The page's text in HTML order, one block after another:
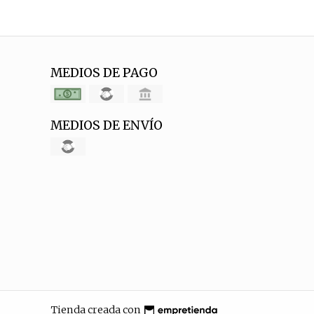
MEDIOS DE PAGO
MEDIOS DE ENVÍO
Tienda creada con